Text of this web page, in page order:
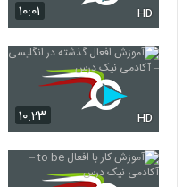
۱۰:۰۱ HD
۱۰:۲۳ HD